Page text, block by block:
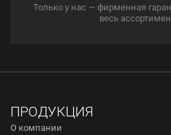
Только у нас — фирменная
весь
ПРОДУКЦИЯ
О компании